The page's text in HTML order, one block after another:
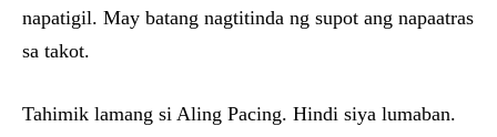
napatigil. May batang nagtitinda ng supot ang napaatras
sa takot.
Tahimik lamang si Aling Pacing. Hindi siya lumaban.